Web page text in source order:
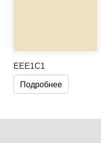
EEE1C1
Подробнее